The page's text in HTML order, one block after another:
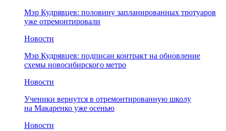
Мэр Кудрявцев: половину запланированных тротуаров
уже отремонтировали
Новости
Мэр Кудрявцев: подписан контракт на обновление
схемы новосибирского метро
Новости
Ученики вернутся в отремонтированную школу
на Макаренко уже осенью
Новости